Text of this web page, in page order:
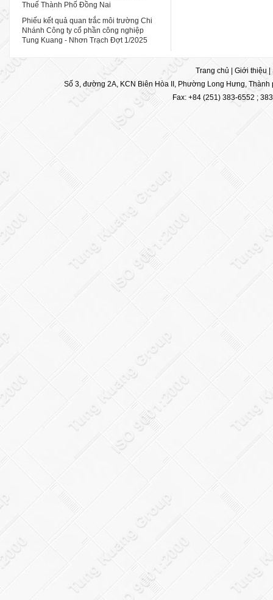
Thuế Thành Phố Đồng Nai
Phiếu kết quả quan trắc môi trường Chi
Nhánh Công ty cổ phần công nghiệp
Tung Kuang - Nhơn Trạch Đợt 1/2025
Trang chủ Giới thiệu
Số 3, đường 2A, KCN Biên Hòa II, Phường Long Hưng,
Fax: +84 (251) 383-6552 ;